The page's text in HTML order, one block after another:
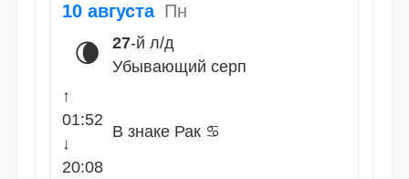
10 августа Пн
🌘 27-й л/д
Убывающий серп
↑
01:52
↓
20:08
В знаке Рак ♋